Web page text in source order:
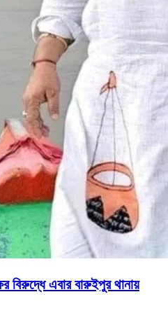
বিরুদ্ধে এবার বারুইপুর থানায়